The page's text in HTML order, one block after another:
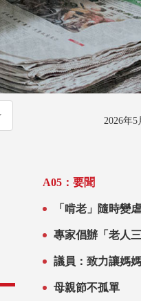
香港文匯報 2026年
A05：要聞
「啃老」隨時變虐老 家醜密冚結難解 團體：恐釀
議員：致力讓媽
母親節不孤單